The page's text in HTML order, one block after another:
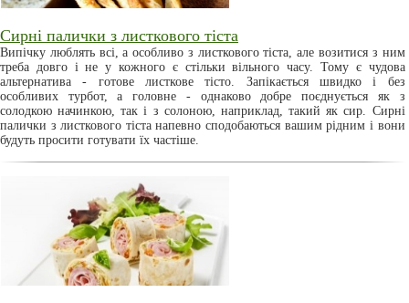
Сирні палички з листкового тіста
Випічку люблять всі, а особливо з листкового тіста, але возитися з ним
треба довго і не у кожного є стільки вільного часу. Тому є чудова
альтернатива - готове листкове тісто. Запікається швидко і без
особливих турбот, а головне - однаково добре поєднується як з
солодкою начинкою, так і з солоною, наприклад, такий як сир. Сирні
палички з листкового тіста напевно сподобаються вашим рідним і вони
будуть просити готувати їх частіше.